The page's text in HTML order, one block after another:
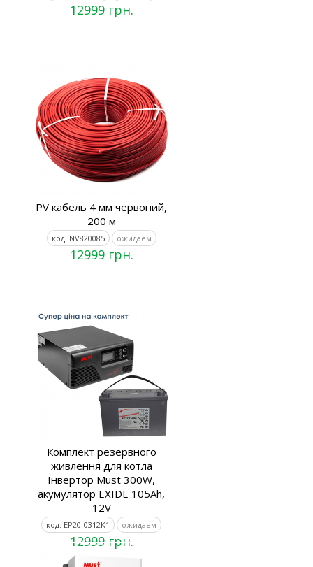
12999 грн.
PV кабель 4 мм червоний,
200 м
код: NV820085 ожидаем
12999 грн.
Комплект резервного
живлення для котла
Інвертор Must 300W,
акумулятор EXIDE 105Ah,
12V
код: EP20-0312K1 ожидаем
12999 грн.